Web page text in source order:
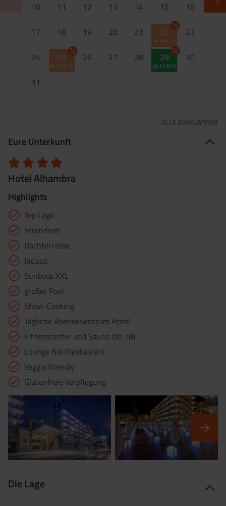
10 11 12 13 14 15 16
17 18 19 20 21 22
ab 1.347 €
23
24 25
ab 1.187 €
26 27 28 29
ab 1.187 €
30
31
ALLE EINKLAPPEN
Eure Unterkunft
Hotel Alhambra
Highlights
Top Lage
Strandnah
Dachterrasse
Jacuzzi
Sunbeds XXL
großer Pool
Show-Cooking
Tägliche Abendevents im Hotel
Fitnesscenter und Sauna (ab 18)
Lounge Bar/Restaurant
Veggie friendly
Glutenfreie Verpflegung
Die Lage